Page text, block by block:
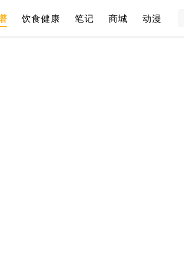
饮食健康 笔记 商城 动漫